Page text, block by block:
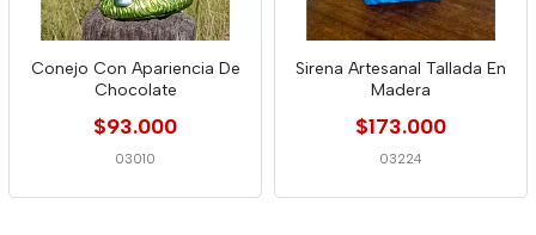
Conejo Con Apariencia De
Chocolate
$93.000
03010
Sirena Artesanal Tallada En
Madera
$173.000
03224